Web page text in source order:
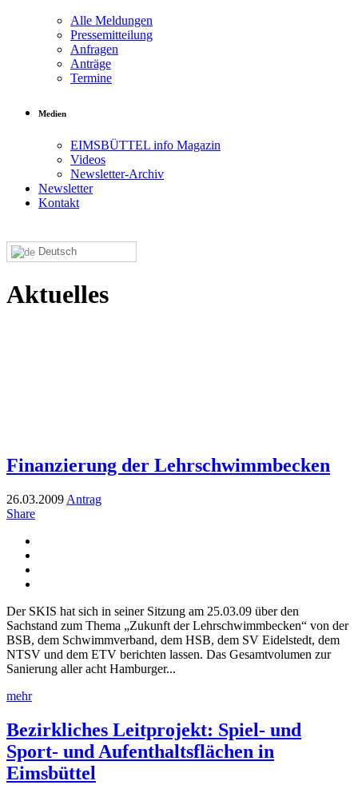
Alle Meldungen
Pressemitteilung
Anfragen
Anträge
Termine
Medien
EIMSBÜTTEL info Magazin
Videos
Newsletter-Archiv
Newsletter
Kontakt
Deutsch
Aktuelles
Finanzierung der Lehrschwimmbecken
26.03.2009 Antrag
Share
Der SKIS hat sich in seiner Sitzung am 25.03.09 über den
Sachstand zum Thema „Zukunft der Lehrschwimmbecken“ von der
BSB, dem Schwimmverband, dem HSB, dem SV Eidelstedt, dem
NTSV und dem ETV berichten lassen. Das Gesamtvolumen zur
Sanierung aller acht Hamburger...
mehr
Bezirkliches Leitprojekt: Spiel- und
Sport- und Aufenthaltsflächen in
Eimsbüttel